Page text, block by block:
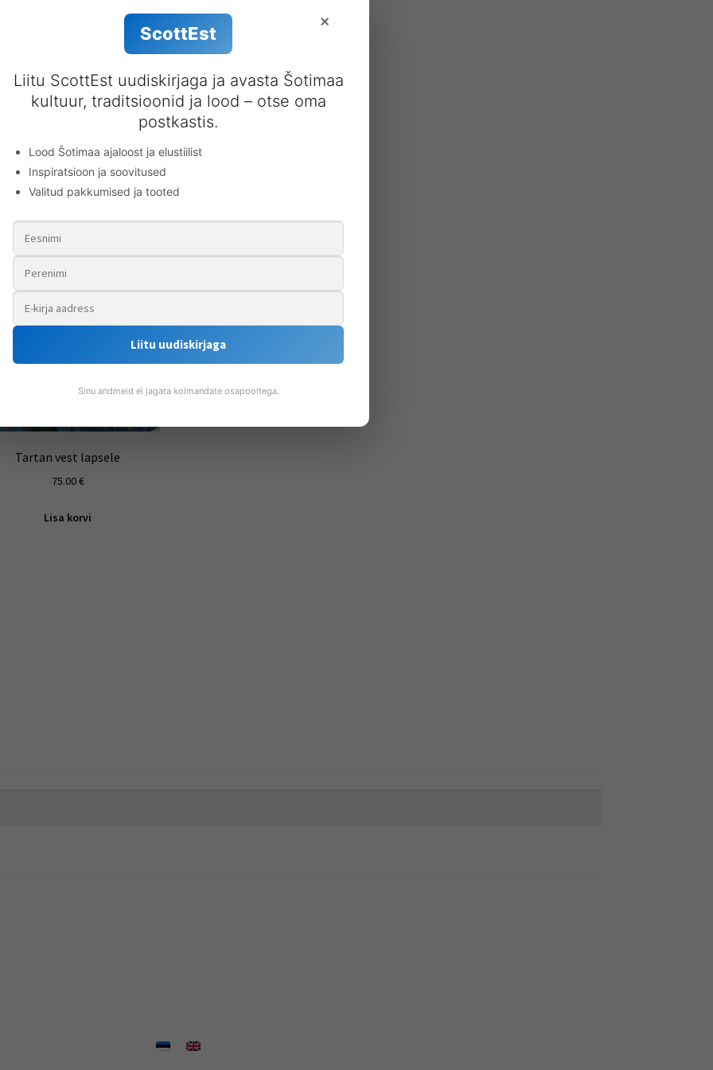
Lapsele
Eesti tartanikangast seelikuga on lustakas lisand beebi
Võimalik muuta tegumoodi ja pikkust.
Tartan vest lapsele
75.00€
Lisa korvi
×
ScottEst
Liitu ScottEst uudiskirjaga ja avasta Šotimaa
kultuur, traditsioonid ja lood – otse oma
postkastis.
Lood Šotimaa ajaloost ja elustiilist
Inspiratsioon ja soovitused
Valitud pakkumised ja tooted
Liitu uudiskirjaga
Sinu andmeid ei jagata kolmandate osapooltega.